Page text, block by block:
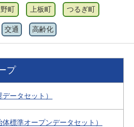
町 上板町 つるぎ町
交通 高齢化
プ
ータセット）
標準オープンデータセット）